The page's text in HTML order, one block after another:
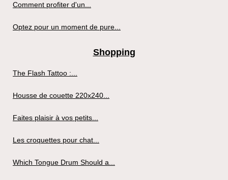
Comment profiter d'un...
Optez pour un moment de pure...
Shopping
The Flash Tattoo :...
Housse de couette 220x240...
Faites plaisir à vos petits...
Les croquettes pour chat...
Which Tongue Drum Should a...